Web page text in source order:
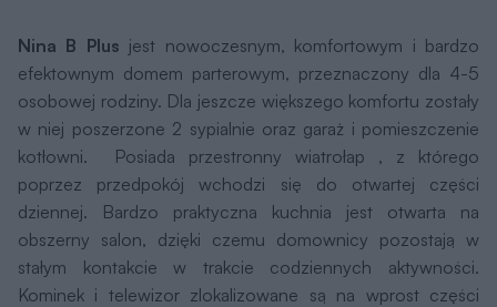
Nina B Plus jest nowoczesnym, komfortowym i bardzo
efektownym domem parterowym, przeznaczony dla 4-5
osobowej rodziny. Dla jeszcze większego komfortu zostały
w niej poszerzone 2 sypialnie oraz garaż i pomieszczenie
kotłowni. Posiada przestronny wiatrołap , z którego
poprzez przedpokój wchodzi się do otwartej części
dziennej. Bardzo praktyczna kuchnia jest otwarta na
obszerny salon, dzięki czemu domownicy pozostają w
stałym kontakcie w trakcie codziennych aktywności.
Kominek i telewizor zlokalizowane są na wprost części